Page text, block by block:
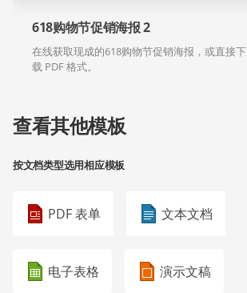
618购物节促销海报 2
在线获取现成的618购物节促销海报，或直接下
载 PDF 格式。
查看其他模板
按文档类型选用相应模板
PDF 表单 文本文档
电子表格 演示文稿